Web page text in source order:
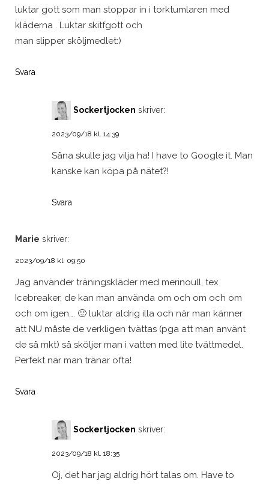
luktar gott som man stoppar in i torktumlaren med
kläderna . Luktar skitfgott och
man slipper sköljmedlet:)
Svara
Sockertjocken skriver:
2023/09/18 kl. 14:39
Såna skulle jag vilja ha! I have to Google it. Man
kanske kan köpa på nätet?!
Svara
Marie skriver:
2023/09/18 kl. 09:50
Jag använder träningskläder med merinoull, tex
Icebreaker, de kan man använda om och om och om
och om igen…. 🙂 luktar aldrig illa och när man känner
att NU måste de verkligen tvättas (pga att man använt
de så mkt) så sköljer man i vatten med lite tvättmedel.
Perfekt när man tränar ofta!
Svara
Sockertjocken skriver:
2023/09/18 kl. 18:35
Oj, det har jag aldrig hört talas om. Have to